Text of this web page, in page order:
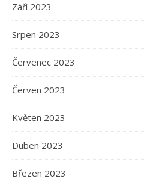
Září 2023
Srpen 2023
Červenec 2023
Červen 2023
Květen 2023
Duben 2023
Březen 2023